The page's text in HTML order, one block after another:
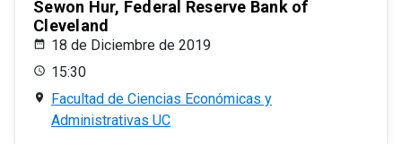
Sewon Hur, Federal Reserve Bank of
Cleveland
18 de Diciembre de 2019
15:30
Facultad de Ciencias Económicas y
Administrativas UC